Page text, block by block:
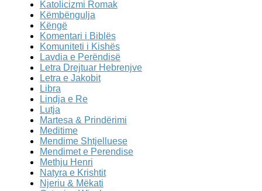
Katolicizmi Romak
Këmbëngulja
Këngë
Komentari i Biblës
Komuniteti i Kishës
Lavdia e Perëndisë
Letra Drejtuar Hebrenjve
Letra e Jakobit
Libra
Lindja e Re
Lutja
Martesa & Prindërimi
Meditime
Mendime Shtjelluese
Mendimet e Perendise
Methju Henri
Natyra e Krishtit
Njeriu & Mëkati